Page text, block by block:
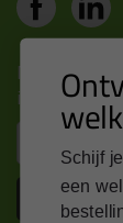
Nieuws, tips
inbox
Schijf
een